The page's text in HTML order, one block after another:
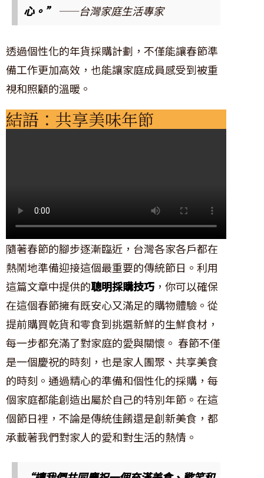
心。” ——台灣家庭生活專家
透過個性化的年貨採購計劃，不僅能讓春節準
備工作更加高效，也能讓家庭成員感受到被重
視和照顧的溫暖。
結語：共享美味年節
隨著春節的腳步逐漸臨近，台灣各家各戶都在
熱鬧地準備迎接這個最重要的傳統節日。利用
這篇文章中提供的聰明採購技巧 ，你可以確保
在這個春節擁有既安心又滿足的購物體驗。從
提前購買乾貨和零食到挑選新鮮的生鮮食材，
每一步都充滿了對家庭的愛與關懷。 春節不僅
是一個慶祝的時刻，也是家人團聚、共享美食
的時刻。通過精心的準備和個性化的採購，每
個家庭都能創造出屬於自己的特別年節。在這
個節日裡，不論是傳統佳餚還是創新美食，都
承載著我們對家人的愛和對生活的熱情。